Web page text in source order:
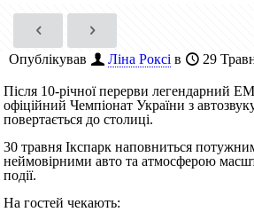
Опублікував Ліна Роксі в 29
Після 10-річної перерви легендарний
офіційний Чемпіонат України з
повертається до столиці.
30 травня Ікспарк наповниться
неймовірними авто та атмосферою
події.
На гостей чекають: